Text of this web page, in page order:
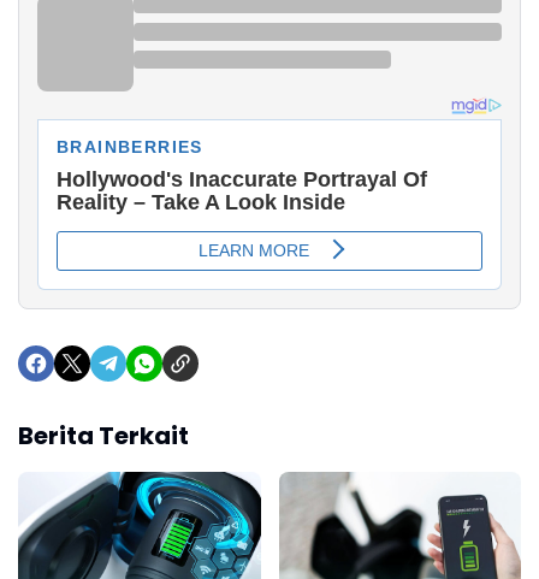
Berita Terkait